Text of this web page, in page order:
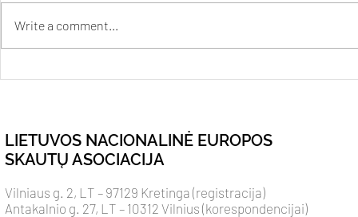
Write a comment...
LIETUVOS NACIONALINĖ EUROPOS
SKAUTŲ ASOCIACIJA
Vilniaus g. 2, LT – 97129 Kretinga (registracija)
Antakalnio g. 27, LT – 10312 Vilnius (korespondencijai)